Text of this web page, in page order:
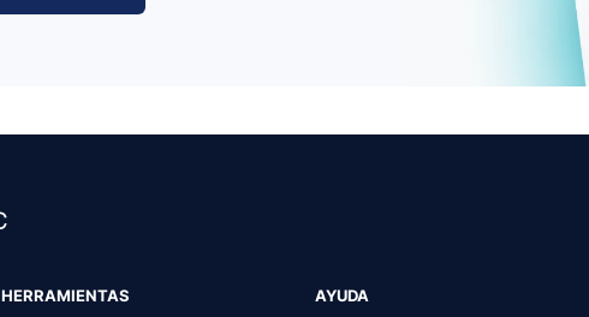
HERRAMIENTAS AYUDA